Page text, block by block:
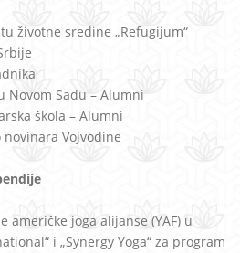
životne sredine „Refugijum“
Sadu – Alumni
škola – Alumni
Vojvodine
američke joga alijanse (YAF) u
“ i „Synergy Yoga“ za program